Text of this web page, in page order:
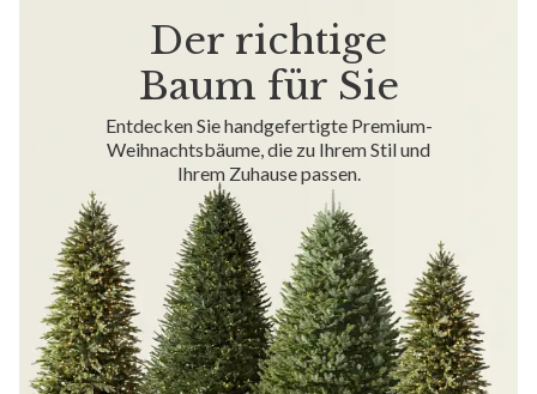
Der richtige
Baum für Sie
Entdecken Sie handgefertigte Premium-
Weihnachtsbäume, die zu Ihrem Stil und
Ihrem Zuhause passen.